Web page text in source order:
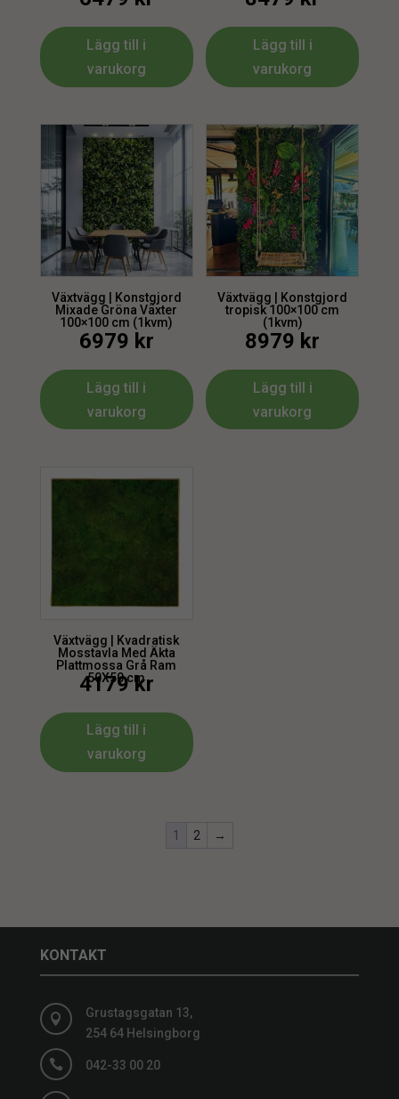
Lägg till i
varukorg
Lägg till i
varukorg
Växtvägg | Konstgjord
Mixade Gröna Växter
100×100 cm (1kvm)
6979 kr
Lägg till i
varukorg
Växtvägg | Konstgjord
tropisk 100×100 cm
(1kvm)
8979 kr
Lägg till i
varukorg
Växtvägg | Kvadratisk
Mosstavla Med Äkta
Plattmossa Grå Ram
50X50 cm
4179kr
Lägg till i
varukorg
1 2 →
KONTAKT

Grustagsgatan 13,
254 64 Helsingborg
 042-33 00 20